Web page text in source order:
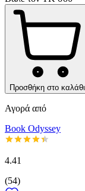
Προσθήκη στο καλάθι
Αγορά από
Book Odyssey
4.41
(54)